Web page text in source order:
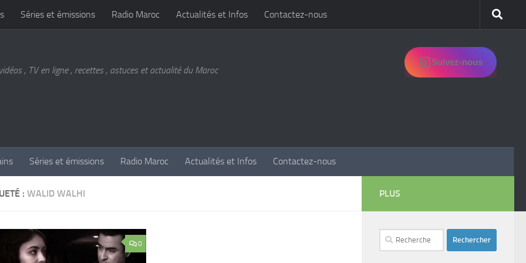
Séries et émissions Radio Maroc Actualités et Infos Contactez-nous
, TV en ligne , recettes , astuces et actualité du Maroc
Suivez-nous
Séries et émissions Radio Maroc Actualités et Infos Contactez-nous
: WALID WALHI
0
PLUS
Rechercher :